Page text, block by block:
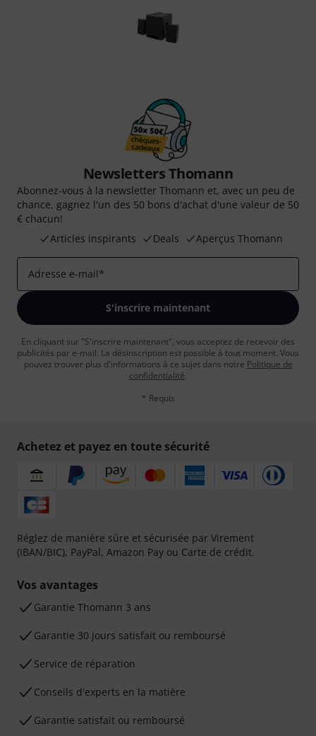
Newsletters Thomann
Abonnez-vous à la newsletter Thomann et, avec un peu de
chance, gagnez l'un des 50 bons d'achat d'une valeur de 50
€ chacun!
Articles inspirants
Deals Aperçus Thomann
Adresse e-mail*
S'inscrire maintenant
En cliquant sur "S'inscrire maintenant", vous acceptez de recevoir des
publicités par e-mail. La désinscription est possible à tout moment. Vous
pouvez trouver plus d'informations à ce sujet dans notre Politique de
confidentialité.
* Requis
Achetez et payez en toute sécurité
Réglez de manière sûre et sécurisée par Virement
(IBAN/BIC), PayPal, Amazon Pay ou Carte de crédit.
Vos avantages
Ga­ran­tie Thomann 3 ans
Garantie 30 jours satisfait ou remboursé
Service de réparation
Conseils d'experts en la matière
Garantie satisfait ou remboursé